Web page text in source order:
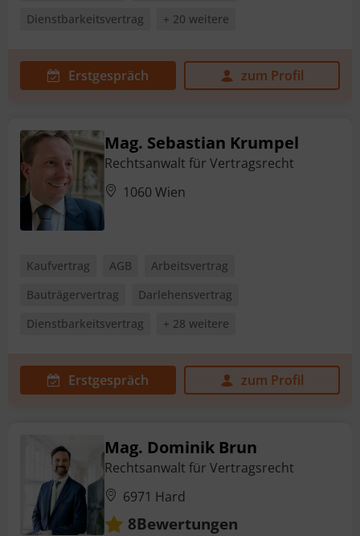
Dienstbarkeitsvertrag
+ 20 weitere
Erstgespräch zum Profil
Mag. Sebastian Krumpel
Rechtsanwalt für Vertragsrecht
1060 Wien
Kaufvertrag AGB
Arbeitsvertrag
Bauträgervertrag
Darlehensvertrag
Dienstbarkeitsvertrag
+ 28 weitere
Erstgespräch zum Profil
Mag. Dominik Brun
Rechtsanwalt für Vertragsrecht
6971 Hard
8Bewertungen